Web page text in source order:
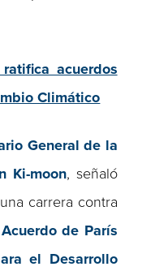
acuerdos
Climático
General de la
Ki-moon, señaló
carrera contra
Acuerdo de París
el Desarrollo